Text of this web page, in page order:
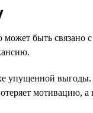
быть связано
упущенной